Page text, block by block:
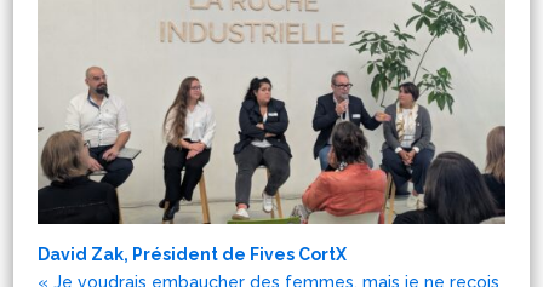
David Zak, Président de Fives CortX
« Je voudrais embaucher des femmes, mais je ne reçois